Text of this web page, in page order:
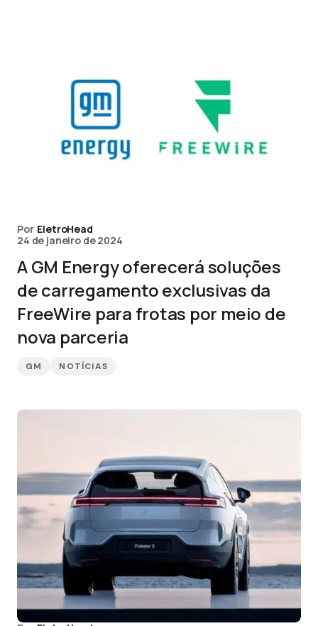
Por EletroHead
24 de janeiro de 2024
A GM Energy oferecerá soluções
de carregamento exclusivas da
FreeWire para frotas por meio de
nova parceria
GM NOTÍCIAS